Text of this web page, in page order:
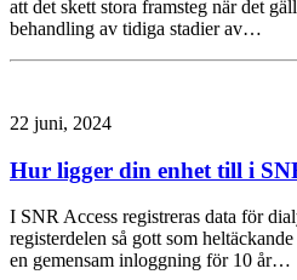
att det skett stora framsteg när det
behandling av tidiga stadier av…
22 juni, 2024
Hur ligger din enhet till i
I SNR Access registreras data för
registerdelen så gott som
en gemensam inloggning för 10 år…